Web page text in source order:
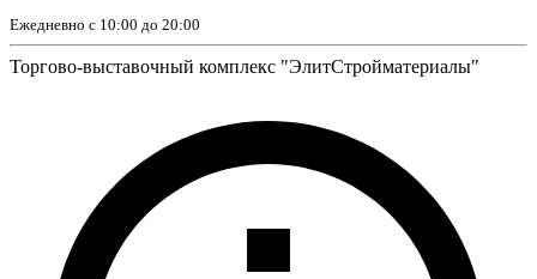
Ежедневно с 10:00 до 20:00
Торгово-выставочный комплекс "ЭлитСтройматериалы"